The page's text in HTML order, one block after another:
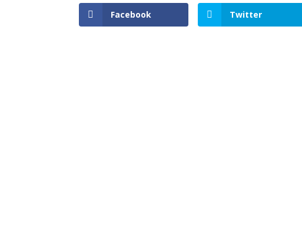
Facebook Twitter